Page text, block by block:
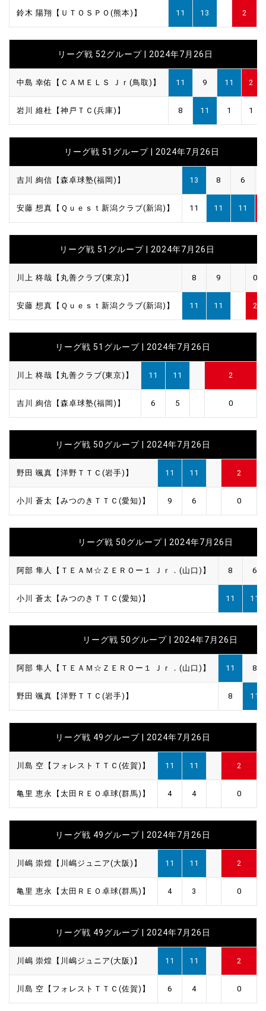
鈴木 陽翔【ＵＴＯＳＰＯ(熊本)】 11 13 2
リーグ戦 52グループ | 2024年7月26日
中島 幸佑【ＣＡＭＥＬＳ Ｊｒ(鳥取)】 11 9 11 2
岩川 維杜【神戸ＴＣ(兵庫)】 8 11 1 1
リーグ戦 51グループ | 2024年7月26日
吉川 絢信【森卓球塾(福岡)】 13 8 6
安藤 想真【Ｑｕｅｓｔ新潟クラブ(新潟)】 11 11 11
リーグ戦 51グループ | 2024年7月26日
川上 柊哉【丸善クラブ(東京)】 8 9 0
安藤 想真【Ｑｕｅｓｔ新潟クラブ(新潟)】 11 11 2
リーグ戦 51グループ | 2024年7月26日
川上 柊哉【丸善クラブ(東京)】 11 11 2
吉川 絢信【森卓球塾(福岡)】 6 5 0
リーグ戦 50グループ | 2024年7月26日
野田 颯真【洋野ＴＴＣ(岩手)】 11 11 2
小川 蒼太【みつのきＴＴＣ(愛知)】 9 6 0
リーグ戦 50グループ | 2024年7月26日
阿部 隼人【ＴＥＡＭ☆ＺＥＲＯー１ Ｊｒ．(山口)】 8 6
小川 蒼太【みつのきＴＴＣ(愛知)】 11 11
リーグ戦 50グループ | 2024年7月26日
阿部 隼人【ＴＥＡＭ☆ＺＥＲＯー１ Ｊｒ．(山口)】 11 8
野田 颯真【洋野ＴＴＣ(岩手)】 8 11
リーグ戦 49グループ | 2024年7月26日
川島 空【フォレストＴＴＣ(佐賀)】 11 11 2
亀里 恵永【太田ＲＥＯ卓球(群馬)】 4 4 0
リーグ戦 49グループ | 2024年7月26日
川嶋 崇煌【川嶋ジュニア(大阪)】 11 11 2
亀里 恵永【太田ＲＥＯ卓球(群馬)】 4 3 0
リーグ戦 49グループ | 2024年7月26日
川嶋 崇煌【川嶋ジュニア(大阪)】 11 11 2
川島 空【フォレストＴＴＣ(佐賀)】 6 4 0